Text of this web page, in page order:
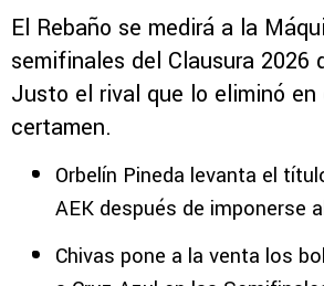
El Rebaño se medirá a la
semifinales del Clausura 2026
Justo el rival que lo eliminó
certamen.
Orbelín Pineda levanta el
AEK después de imponerse
Chivas pone a la venta los